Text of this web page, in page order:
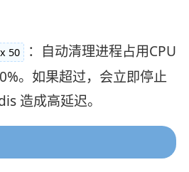
50
：自动清理进程占用CPU
。如果超过，会立即停止
造成高延迟。